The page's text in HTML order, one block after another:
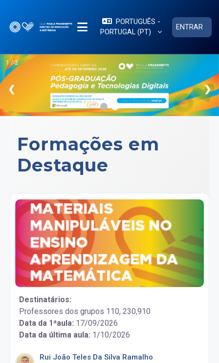
PAINEL LATERAL
PORTUGUÊS -
PORTUGAL ‎(PT)‎
ENTRAR
1 / 2
❮ ❯
Formações em
Destaque
Destinatários:
Professores dos grupos 110, 230,910
Data da 1ªaula: 17/09/2026
Data da última aula: 1/10/2026
Rui João Teles Da Silva Ramalho